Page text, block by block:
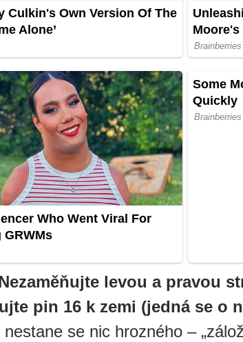
levou a pravou
pin 16 k zemi (jedná se o
se nic hrozného –